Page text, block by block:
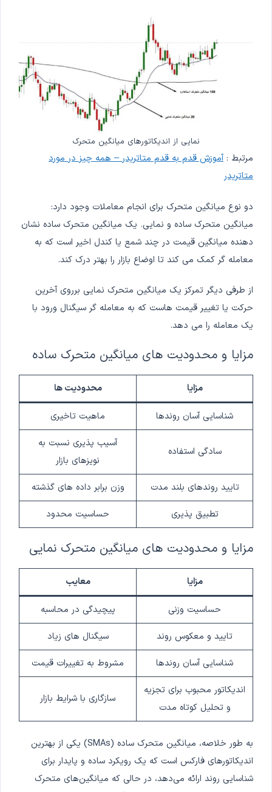
نمایی از اندیکاتورهای میانگین متحرک
مرتبط :آموزش قدم به قدم متاتریدر – همه چیز در مورد
متاتریدر
دو نوع میانگین متحرک برای انجام معاملات وجود دارد:
میانگین متحرک ساده و نمایی. یک میانگین متحرک ساده نشان
دهنده میانگین قیمت در چند شمع یا کندل اخیر است که به
معامله گر کمک می کند تا اوضاع بازار را بهتر درک کند.
از طرفی دیگر تمرکز یک میانگین متحرک نمایی برروی آخرین
حرکت یا تغییر قیمت هاست که به معامله گر سیگنال ورود با
یک معامله را می دهد.
مزایا و محدودیت های میانگین متحرک ساده
مزایا محدودیت ها
شناسایی آسان روندها ماهیت تاخیری
سادگی استفاده
آسیب پذیری نسبت به
نویزهای بازار
تایید روندهای بلند مدت
وزن برابر داده های گذشته
تطبیق پذیری
حساسیت محدود
مزایا و محدودیت های میانگین متحرک نمایی
مزایا معایب
حساسیت وزنی
پیچیدگی در محاسبه
تایید و معکوس روند
سیگنال های زیاد
شناسایی آسان روندها
مشروط به تغییرات قیمت
اندیکاتور محبوب برای تجزیه
و تحلیل کوتاه مدت
سازگاری با شرایط بازار
به طور خلاصه، میانگین‌ متحرک ساده (SMAs) یکی از بهترین
اندیکاتورهای فارکس است که یک رویکرد ساده و پایدار برای
شناسایی روند ارائه می‌دهد، در حالی که میانگین‌های متحرک